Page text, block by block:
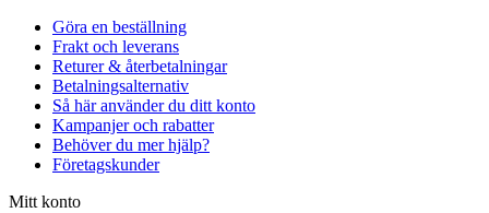
Göra en beställning
Frakt och leverans
Returer & återbetalningar
Betalningsalternativ
Så här använder du ditt konto
Kampanjer och rabatter
Behöver du mer hjälp?
Företagskunder
Mitt konto